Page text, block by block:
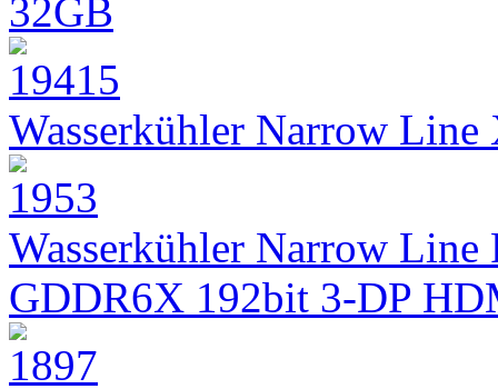
32GB
Wasserkühler Narrow
Wasserkühler Narrow Line
GDDR6X 192bit 3-DP